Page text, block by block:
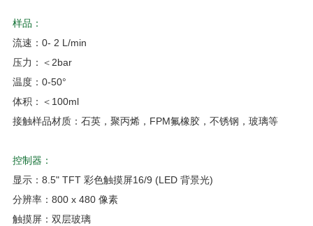
样品：
流速：0- 2 L/min
压力：＜2bar
温度：0-50°
体积：＜100ml
接触样品材质：石英，聚丙烯，FPM氟橡胶，不锈钢，玻璃等
控制器：
显示：8.5" TFT 彩色触摸屏16/9 (LED 背景光)
分辨率：800 x 480 像素
触摸屏：双层玻璃